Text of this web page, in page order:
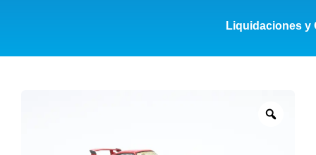
Liquidaciones y